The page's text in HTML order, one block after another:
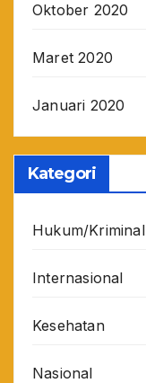
Oktober 2020
Maret 2020
Januari 2020
Kategori
Hukum/Kriminal
Internasional
Kesehatan
Nasional